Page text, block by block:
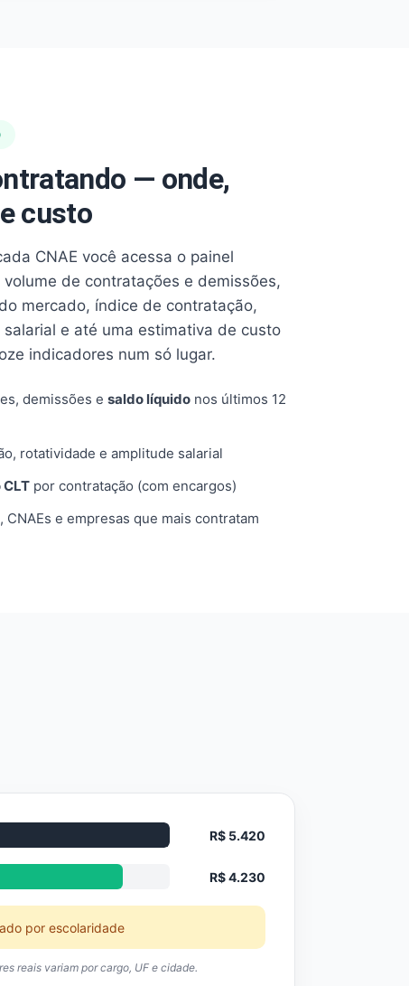
— onde,
custo
CNAE você acessa o painel
de contratações e demissões,
mercado, índice de contratação,
e até uma estimativa de custo
indicadores num só lugar.
demissões e saldo líquido nos últimos 12
rotatividade e amplitude salarial
por contratação (com encargos)
CNAEs e empresas que mais contratam
R$ 5.420
R$ 4.230
por escolaridade
reais variam por cargo, UF e cidade.